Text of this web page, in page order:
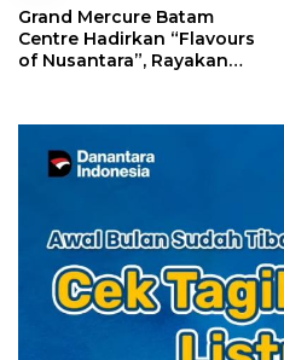
Grand Mercure Batam
Centre Hadirkan “Flavours
of Nusantara”, Rayakan